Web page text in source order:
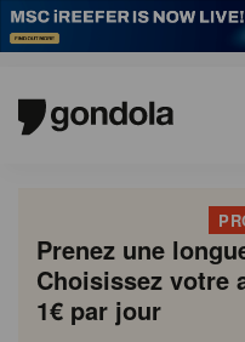
Prenez une
Choisissez votre
1€ par jour